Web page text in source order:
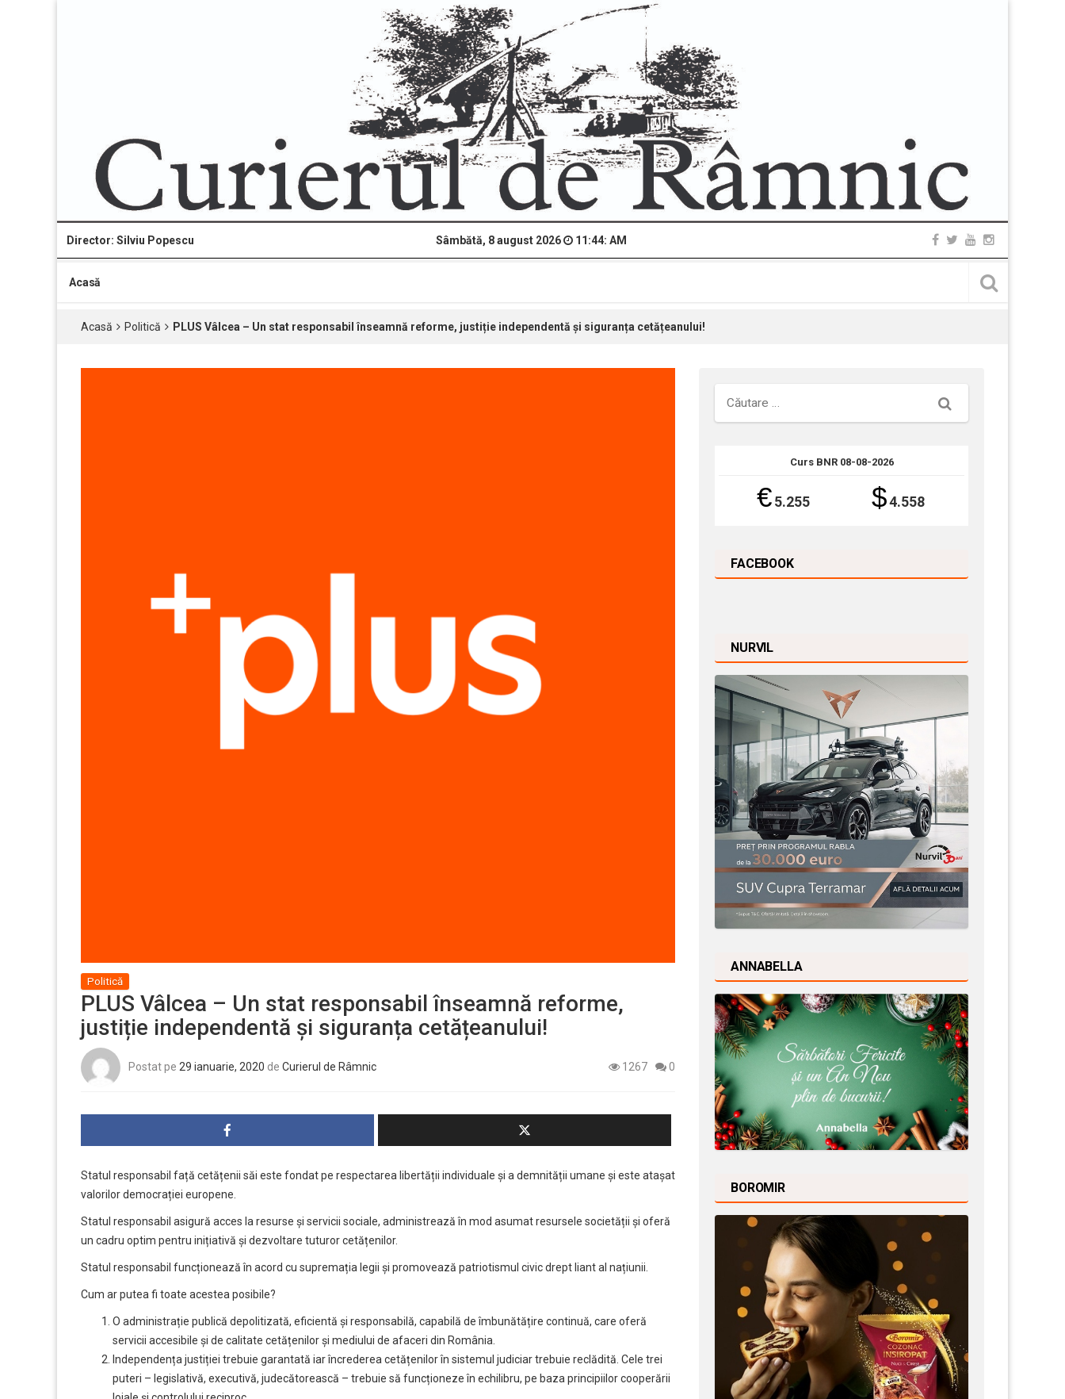
Director: Silviu Popescu Sâmbătă, 8 august 2026 11:44: AM
Acasă
Acasă Politică PLUS Vâlcea – Un stat responsabil înseamnă reforme, justiție independentă și siguranța cetățeanului!
Politică
PLUS Vâlcea – Un stat responsabil înseamnă reforme,
justiție independentă și siguranța cetățeanului!
Postat pe 29 ianuarie, 2020 de Curierul de Râmnic 1267 0
Statul responsabil față cetățenii săi este fondat pe respectarea libertății individuale și a demnității umane și este atașat
valorilor democrației europene.
Statul responsabil asigură acces la resurse și servicii sociale, administrează în mod asumat resursele societății și oferă
un cadru optim pentru inițiativă și dezvoltare tuturor cetățenilor.
Statul responsabil funcționează în acord cu supremația legii și promovează patriotismul civic drept liant al națiunii.
Cum ar putea fi toate acestea posibile?
O administrație publică depolitizată, eficientă și responsabilă, capabilă de îmbunătățire continuă, care oferă
servicii accesibile și de calitate cetățenilor și mediului de afaceri din România.
Independența justiției trebuie garantată iar încrederea cetățenilor în sistemul judiciar trebuie reclădită. Cele trei
puteri – legislativă, executivă, judecătorească – trebuie să funcționeze în echilibru, pe baza principiilor cooperării
Căutare
Curs BNR 08-08-2026
€ 5.255 $4.558
FACEBOOK
NURVIL
ANNABELLA
BOROMIR